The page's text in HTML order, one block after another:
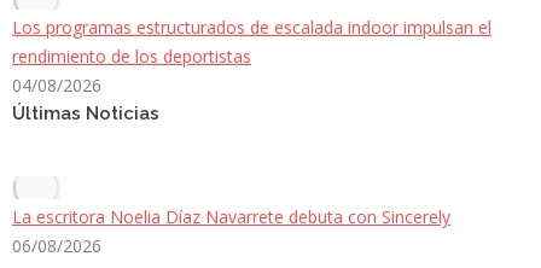
Los programas estructurados de escalada indoor impulsan el
rendimiento de los deportistas
04/08/2026
Últimas Noticias
La escritora Noelia Díaz Navarrete debuta con Sincerely
06/08/2026